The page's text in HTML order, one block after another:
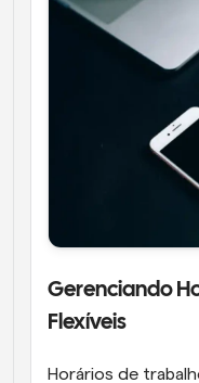
Gerenciando
Flexíveis
Horários de